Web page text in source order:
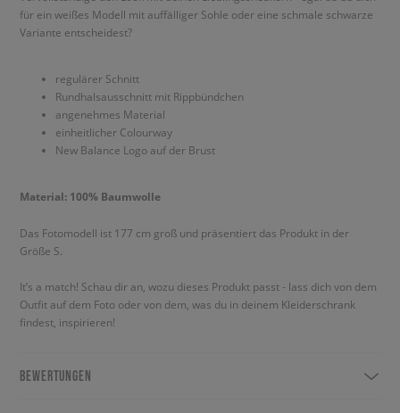
für ein weißes Modell mit auffälliger Sohle oder eine schmale schwarze
Variante entscheidest?
regulärer Schnitt
Rundhalsausschnitt mit Rippbündchen
angenehmes Material
einheitlicher Colourway
New Balance Logo auf der Brust
Material: 100% Baumwolle
Das Fotomodell ist 177 cm groß und präsentiert das Produkt in der
Größe S.
It’s a match! Schau dir an, wozu dieses Produkt passt - lass dich von dem
Outfit auf dem Foto oder von dem, was du in deinem Kleiderschrank
findest, inspirieren!
BEWERTUNGEN